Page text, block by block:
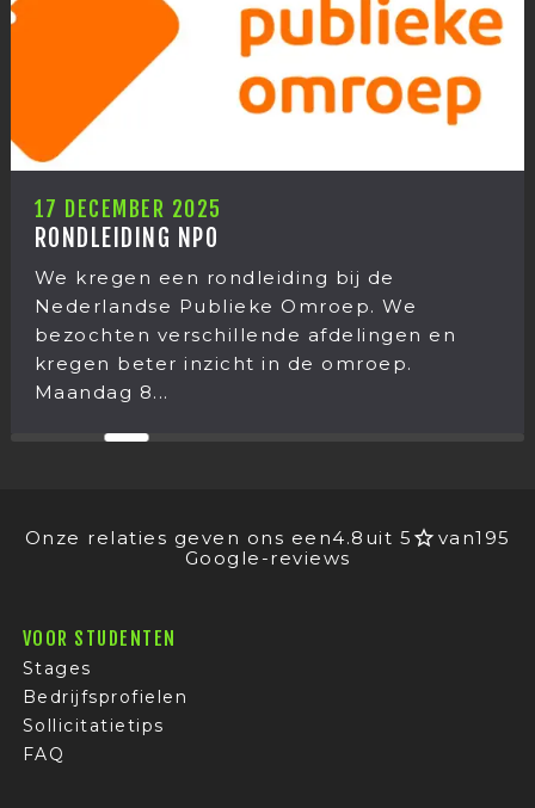
2025
NPO
een rondleiding bij de
Publieke Omroep. We
verschillende afdelingen en
inzicht in de omroep.
jaar
Onze relaties geven ons een4.8 uit 5 van195
Google-reviews
VOOR STUDENTEN
Stages
Bedrijfsprofielen
Sollicitatietips
FAQ